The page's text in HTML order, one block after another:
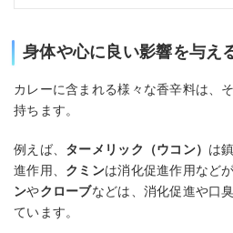
身体や心に良い影響を与え
カレーに含まれる様々な香辛料は、
持ちます。
例えば、 ターメリック（ウコン） は
進作用、 クミンは消化促進作用など
ンやクローブなどは、消化促進や口
ています。